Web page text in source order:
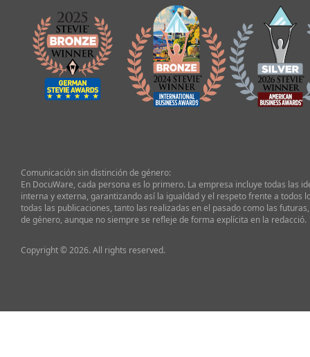
Comunicación sin distinción de género:
En DocuWare, cada persona es lo primero. La empresa incluye todas las
interna y externa, garantizando así la igualdad y el respeto frente a todos
todas las publicaciones, tanto las realizadas en el pasado como las
de género, aunque no siempre se refleje de forma explícita en la redacció.
Copyright © 2026. All rights reserved.